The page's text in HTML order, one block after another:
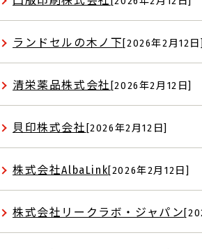
ランドセルの木ノ下[2026年2月12日]
清栄薬品株式会社 [2026年2月12日]
貝印株式会社 [2026年2月12日]
株式会社AlbaLink[2026年2月12日]
株式会社リークラボ・ジャパン